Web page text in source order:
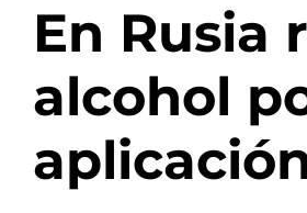
En Rusia
alcohol